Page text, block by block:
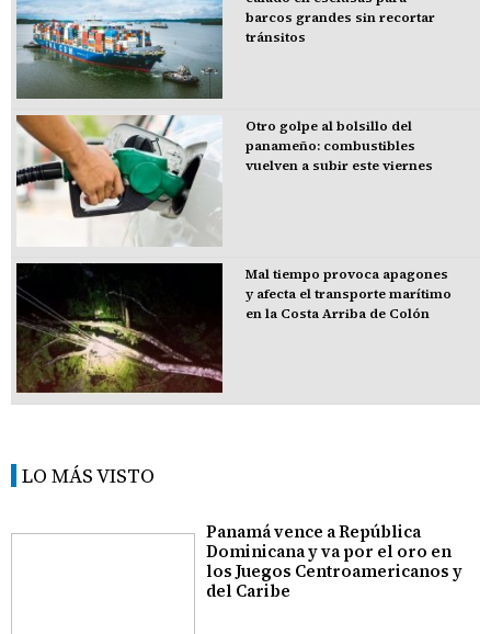
barcos grandes sin recortar
tránsitos
Otro golpe al bolsillo del
panameño: combustibles
vuelven a subir este viernes
Mal tiempo provoca apagones
y afecta el transporte marítimo
en la Costa Arriba de Colón
LO MÁS VISTO
Panamá vence a República
Dominicana y va por el oro en
los Juegos Centroamericanos y
del Caribe